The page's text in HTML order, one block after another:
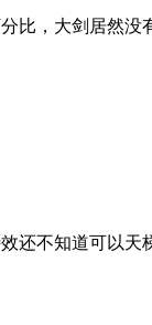
比，大剑居然
还不知道可以天